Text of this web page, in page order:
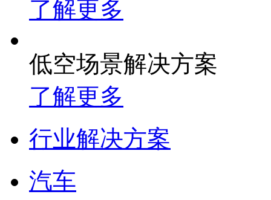
了解更多
低空场景解决方案
了解更多
行业解决方案
汽车